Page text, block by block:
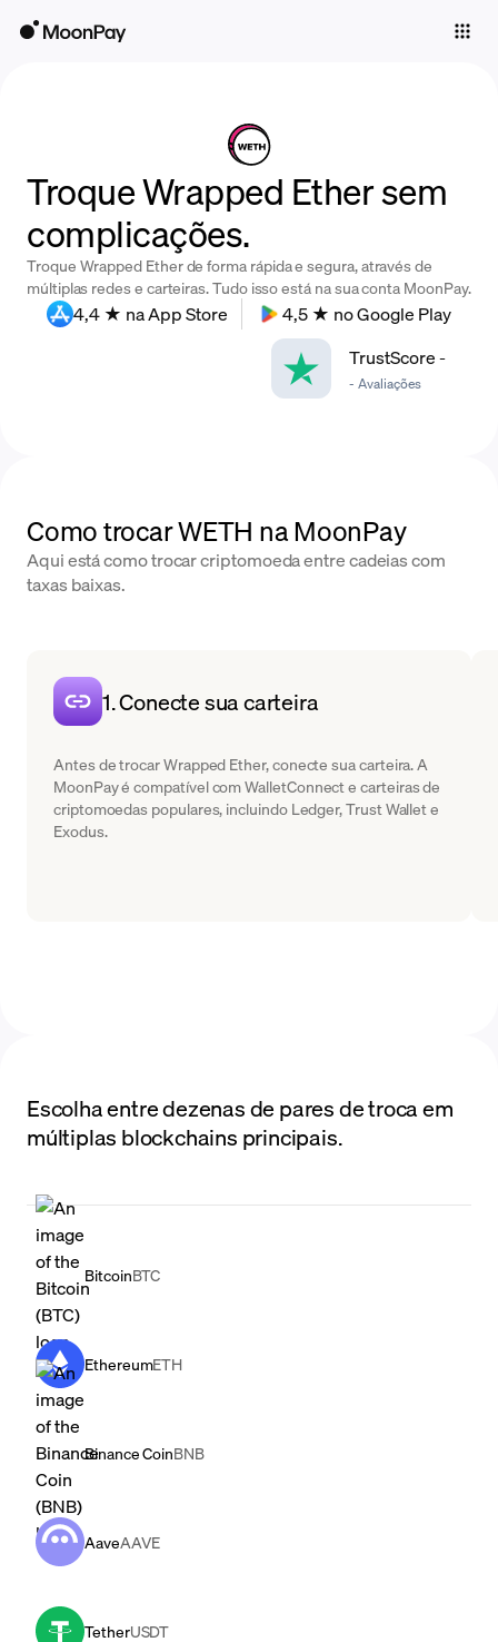
Trade
Company
Crypto Prices
Troque Wrapped Ether sem
complicações.
Troque Wrapped Ether de forma rápida e segura, através de
múltiplas redes e carteiras. Tudo isso está na sua conta MoonPay.
4,4 ★ na App Store
4,5 ★ no Google Play
TrustScore-
- Avaliações
Como trocar WETH na MoonPay
Aqui está como trocar criptomoeda entre cadeias com
taxas baixas.
1. Conecte sua carteira
Antes de trocar Wrapped Ether, conecte sua carteira. A
MoonPay é compatível com WalletConnect e carteiras de
criptomoedas populares, incluindo Ledger, Trust Wallet e
Exodus.
Escolha entre dezenas de pares de troca em
múltiplas blockchains principais.
BitcoinBTC
EthereumETH
Binance CoinBNB
AaveAAVE
TetherUSDT